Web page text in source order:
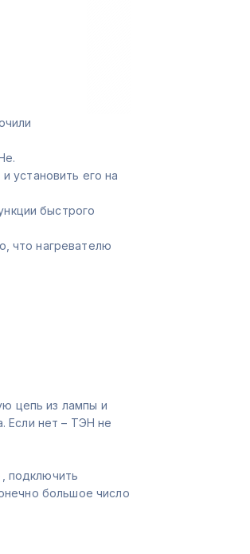
и установить его на
быстрого
что нагревателю
цепь из лампы и
Если нет – ТЭН не
подключить
большое число